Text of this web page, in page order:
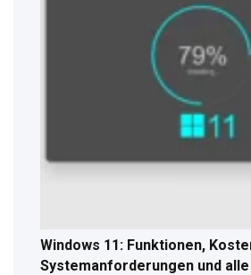
Windows 11: Funktionen,
Systemanforderungen und